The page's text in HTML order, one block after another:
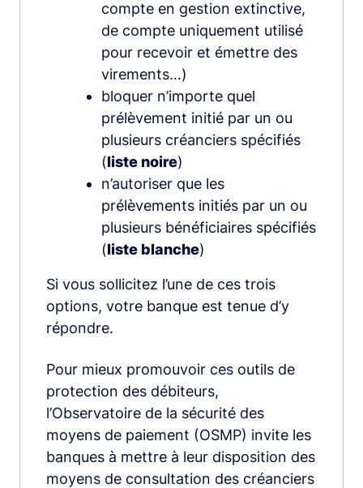
compte en gestion extinctive,
de compte uniquement utilisé
pour recevoir et émettre des
virements…)
bloquer n’importe quel
prélèvement initié par un ou
plusieurs créanciers spécifiés
(liste noire)
n’autoriser que les
prélèvements initiés par un ou
plusieurs bénéficiaires spécifiés
(liste blanche)
Si vous sollicitez l’une de ces trois
options, votre banque est tenue d’y
répondre.
Pour mieux promouvoir ces outils de
protection des débiteurs,
l’Observatoire de la sécurité des
moyens de paiement (OSMP) invite les
banques à mettre à leur disposition des
moyens de consultation des créanciers